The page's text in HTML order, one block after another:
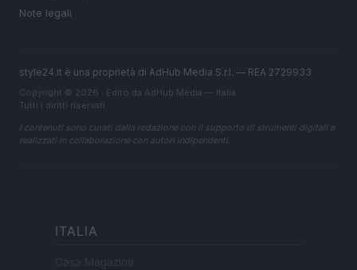
Note legali
style24.it è una proprietà di AdHub Media S.r.l. — REA 2729933
Copyright © 2026 · Edito da AdHub Media — Italia
Tutti i diritti riservati
I contenuti sono curati dalla redazione con il supporto di strumenti digitali e
realizzati in collaborazione con autori indipendenti.
ITALIA
Casa Magazine